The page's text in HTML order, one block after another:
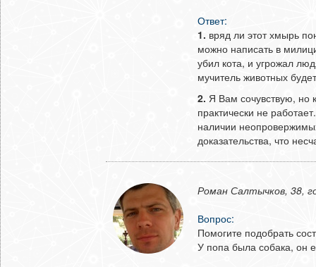
Ответ:
1. вряд ли этот хмырь
можно написать в
убил кота, и угрожал
мучитель животных
2. Я Вам сочувствую, но
практически не
наличии
доказательства, что
Роман Салтычков, 38,
Вопрос:
Помогите подобрать
У попа была собака, он